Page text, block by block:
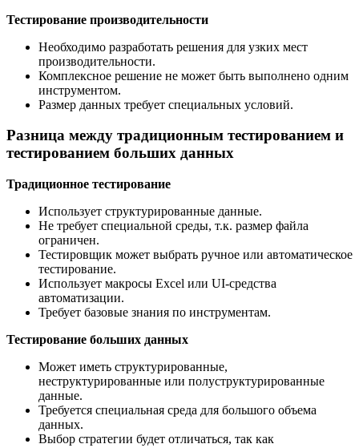
Тестирование производительности
Необходимо разработать решения для узких мест
производительности.
Комплексное решение не может быть выполнено одним
инструментом.
Размер данных требует специальных условий.
Разница между традиционным тестированием и
тестированием больших данных
Традиционное тестирование
Использует структурированные данные.
Не требует специальной среды, т.к. размер файла
ограничен.
Тестировщик может выбрать ручное или автоматическое
тестирование.
Использует макросы Excel или UI-средства
автоматизации.
Требует базовые знания по инструментам.
Тестирование больших данных
Может иметь структурированные,
неструктурированные или полуструктурированные
данные.
Требуется специальная среда для большого объема
данных.
Выбор стратегии будет отличаться, так как